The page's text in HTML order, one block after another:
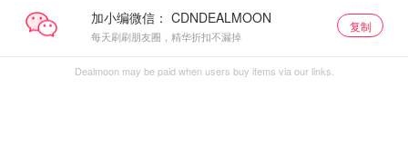
加小编微信：
每天刷刷朋友圈，精华折扣不漏掉
复制
Dealmoon may be paid when users buy items via our links.